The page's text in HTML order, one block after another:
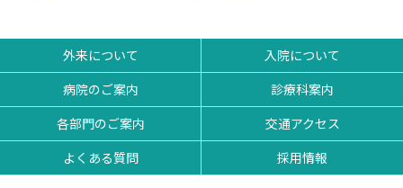
外来について
入院について
病院のご案内
診療科案内
各部門のご案内
交通アクセス
よくある質問
採用情報